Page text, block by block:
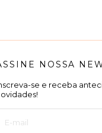
NOSSA
se e receba